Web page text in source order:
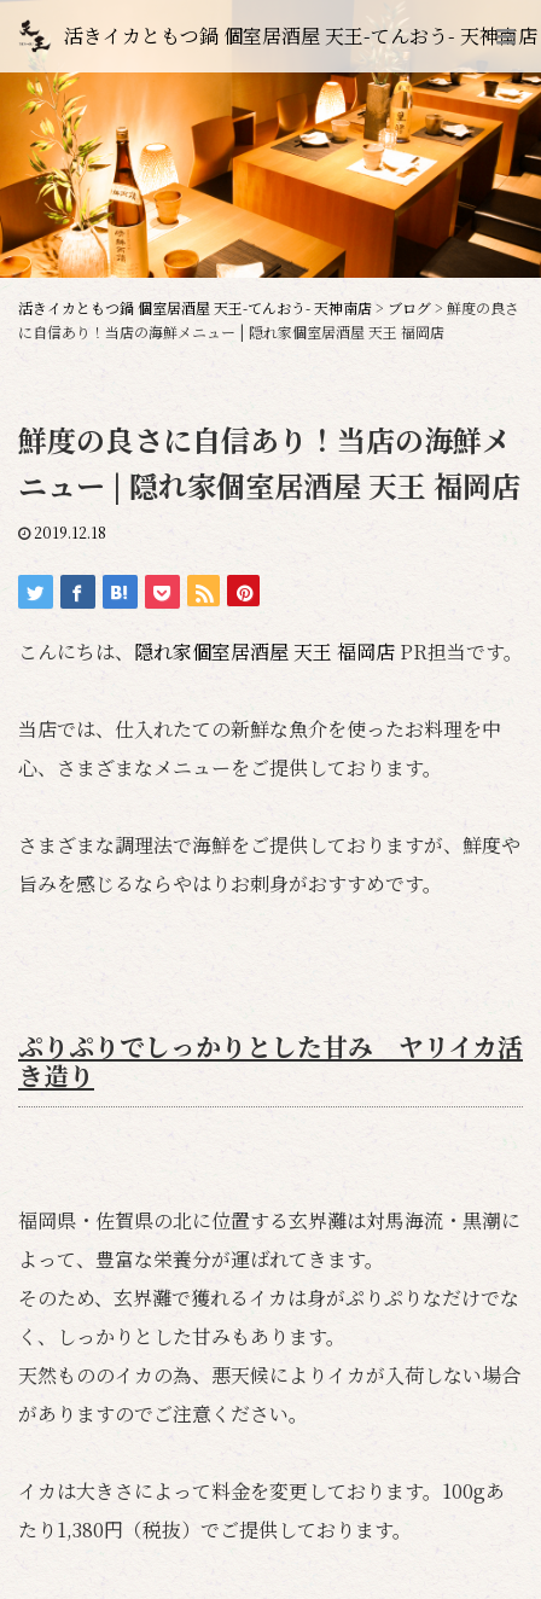
活きイカともつ鍋 個室居酒屋 天王-てんおう- 天神南店
活きイカともつ鍋 個室居酒屋 天王-てんおう- 天神南店> ブログ> 鮮度の良さ
に自信あり！当店の海鮮メニュー | 隠れ家個室居酒屋 天王 福岡店
鮮度の良さに自信あり！当店の海鮮メ
ニュー | 隠れ家個室居酒屋 天王 福岡店
2019.12.18
こんにちは、 隠れ家個室居酒屋 天王 福岡店 PR担当です。
当店では、仕入れたての新鮮な魚介を使ったお料理を中
心、さまざまなメニューをご提供しております。
さまざまな調理法で海鮮をご提供しておりますが、鮮度や
旨みを感じるならやはりお刺身がおすすめです。
ぷりぷりでしっかりとした甘み ヤリイカ活
き造り
福岡県・佐賀県の北に位置する玄界灘は対馬海流・黒潮に
よって、豊富な栄養分が運ばれてきます。
そのため、玄界灘で獲れるイカは身がぷりぷりなだけでな
く、しっかりとした甘みもあります。
天然もののイカの為、悪天候によりイカが入荷しない場合
がありますのでご注意ください。
イカは大きさによって料金を変更しております。100gあ
たり1,380円（税抜）でご提供しております。